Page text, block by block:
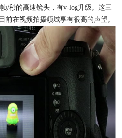
/秒的高速镜头，有v-log升级。这三
前在视频拍摄领域享有很高的声望。